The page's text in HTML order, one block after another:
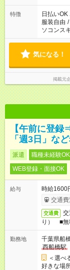
特徴 日払いOK
服装自由 /
ソコンス
気になる！
掲載元
【午前に登録
「週3日」な
派遣 職種未経験OK
WEB登録・面接OK
給与
時給1600
交通費
交通費
り） ■無
勤務地
千葉県船
西船橋駅
＜選べ
好きな場